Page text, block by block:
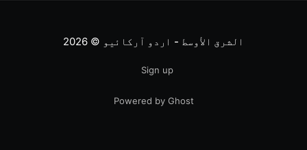
الشرق الأوسط - اردو آرکائیو © 2026
Sign up
Powered by Ghost